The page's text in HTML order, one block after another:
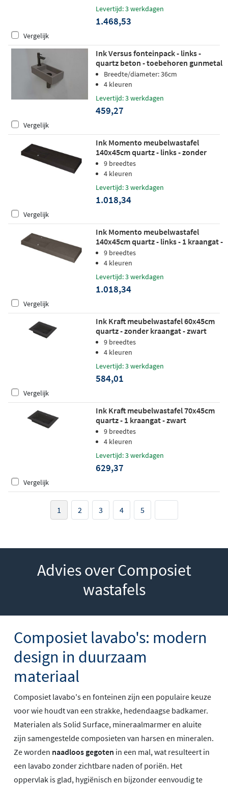
Levertijd: 3 werkdagen
1.468,53
Vergelijk
Ink Versus fonteinpack - links -
quartz beton - toebehoren gunmetal
Breedte/diameter: 36cm
4 kleuren
Levertijd: 3 werkdagen
459,27
Vergelijk
Ink Momento meubelwastafel
140x45cm quartz - links - zonder
kraangaten - zwart
9 breedtes
4 kleuren
Levertijd: 3 werkdagen
1.018,34
Vergelijk
Ink Momento meubelwastafel
140x45cm quartz - links - 1 kraangat -
beton
9 breedtes
4 kleuren
Levertijd: 3 werkdagen
1.018,34
Vergelijk
Ink Kraft meubelwastafel 60x45cm
quartz - zonder kraangat - zwart
9 breedtes
4 kleuren
Levertijd: 3 werkdagen
584,01
Vergelijk
Ink Kraft meubelwastafel 70x45cm
quartz - 1 kraangat - zwart
9 breedtes
4 kleuren
Levertijd: 3 werkdagen
629,37
Vergelijk
1 2 3 4 5
Advies over Composiet
wastafels
Composiet lavabo's: modern
design in duurzaam
materiaal
Composiet lavabo's en fonteinen zijn een populaire keuze
voor wie houdt van een strakke, hedendaagse badkamer.
Materialen als Solid Surface, mineraalmarmer en aluite
zijn samengestelde composieten van harsen en mineralen.
Ze worden naadloos gegoten in een mal, wat resulteert in
een lavabo zonder zichtbare naden of poriën. Het
oppervlak is glad, hygiënisch en bijzonder eenvoudig te